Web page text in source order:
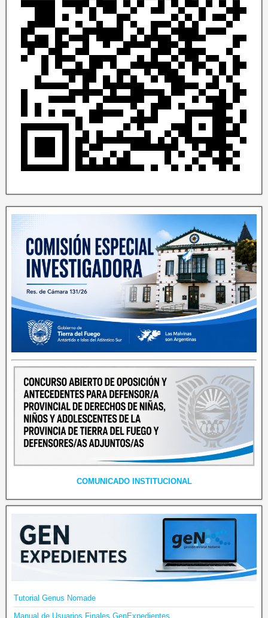
COMUNICADO INSTITUCIONAL
Tutorial Genus Nomade
Manual de Usuarios Finales GenExpedientes